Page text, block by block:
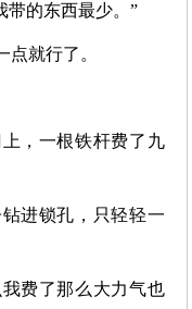
带的东西最少。”
就行了。
，一根铁杆费了九
进锁孔，只轻轻一
费了那么大力气也